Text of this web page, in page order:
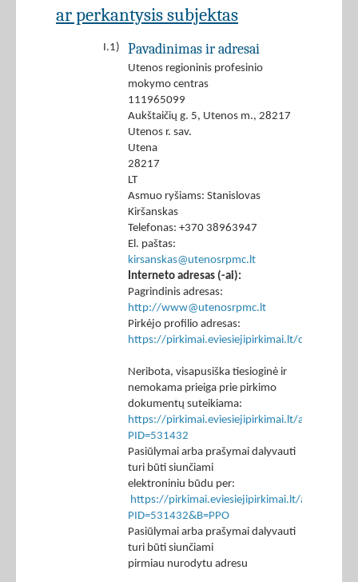
ar perkantysis subjektas
I.1) Pavadinimas ir adresai
Utenos regioninis profesinio
mokymo centras
111965099
Aukštaičių g. 5, Utenos m., 28217
Utenos r. sav.
Utena
28217
LT
Asmuo ryšiams: Stanislovas
Kiršanskas
Telefonas: +370 38963947
El. paštas:
kirsanskas@utenosrpmc.lt
Interneto adresas (-ai):
Pagrindinis adresas:
http://www@utenosrpmc.lt
Pirkėjo profilio adresas:
https://pirkimai.eviesiejipirkimai.lt/ctm/
Neribota, visapusiška tiesioginė ir
nemokama prieiga prie pirkimo
dokumentų suteikiama:
https://pirkimai.eviesiejipirkimai.lt/app/rfq/
PID=531432
Pasiūlymai arba prašymai dalyvauti
turi būti siunčiami
elektroniniu būdu per:
https://pirkimai.eviesiejipirkimai.lt/app/rfq/
PID=531432&B=PPO
Pasiūlymai arba prašymai dalyvauti
turi būti siunčiami
pirmiau nurodytu adresu